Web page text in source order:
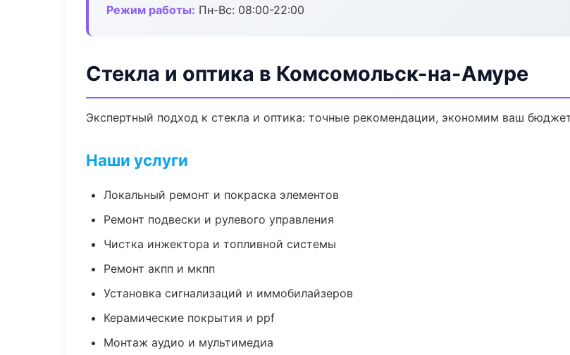
Режим работы: Пн-Вс: 08:00-22:00
Стекла и оптика в Комсомольск-на-Амуре
Экспертный подход к стекла и оптика: точные рекомендации, экономим ваш
Наши услуги
Локальный ремонт и покраска элементов
Ремонт подвески и рулевого управления
Чистка инжектора и топливной системы
Ремонт акпп и мкпп
Установка сигнализаций и иммобилайзеров
Керамические покрытия и ppf
Монтаж аудио и мультимедиа